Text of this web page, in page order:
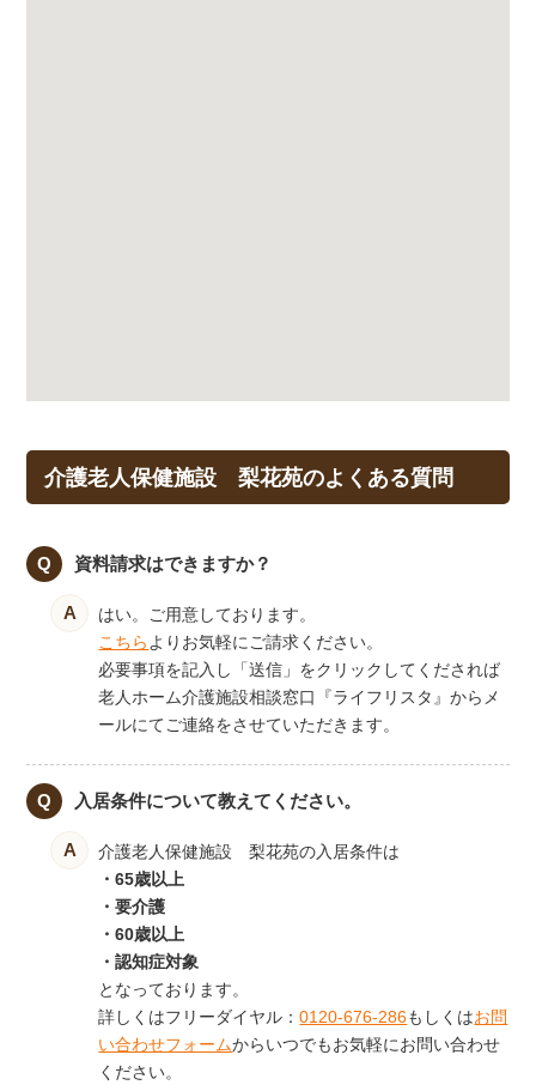
介護老人保健施設 梨花苑のよくある質問
資料請求はできますか？
はい。ご用意しております。
こちら よりお気軽にご請求ください。
必要事項を記入し「送信」をクリックしてくだされば
老人ホーム介護施設相談窓口『ライフリスタ』からメ
ールにてご連絡をさせていただきます。
入居条件について教えてください。
介護老人保健施設 梨花苑の入居条件は
・65歳以上
・要介護
・60歳以上
・認知症対象
となっております。
詳しくはフリーダイヤル：0120-676-286もしくはお問
い合わせフォームからいつでもお気軽にお問い合わせ
ください。